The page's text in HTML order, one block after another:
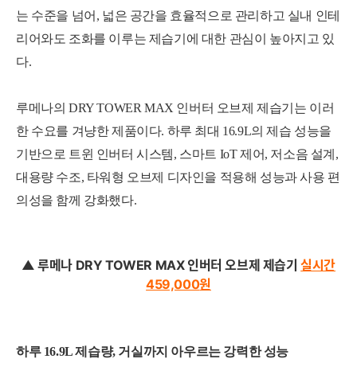
는 수준을 넘어, 넓은 공간을 효율적으로 관리하고 실내 인테
리어와도 조화를 이루는 제습기에 대한 관심이 높아지고 있
다.
루메나의 DRY TOWER MAX 인버터 오브제 제습기는 이러
한 수요를 겨냥한 제품이다. 하루 최대 16.9L의 제습 성능을
기반으로 트윈 인버터 시스템, 스마트 IoT 제어, 저소음 설계,
대용량 수조, 타워형 오브제 디자인을 적용해 성능과 사용 편
의성을 함께 강화했다.
▲ 루메나 DRY TOWER MAX 인버터 오브제 제습기실시간
459,000원
하루 16.9L 제습량, 거실까지 아우르는 강력한 성능